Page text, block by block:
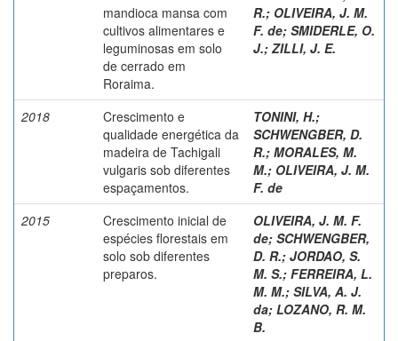
mandioca mansa com
cultivos alimentares e
leguminosas em solo
de cerrado em
Roraima.
R.; OLIVEIRA, J. M.
F. de; SMIDERLE, O.
J.; ZILLI, J. E.
2018
Crescimento e
qualidade energética da
madeira de Tachigali
vulgaris sob diferentes
espaçamentos.
TONINI, H.;
SCHWENGBER, D.
R.; MORALES, M.
M.; OLIVEIRA, J. M.
F. de
2015
Crescimento inicial de
espécies florestais em
solo sob diferentes
preparos.
OLIVEIRA, J. M. F.
de; SCHWENGBER,
D. R.; JORDAO, S.
M. S.; FERREIRA, L.
M. M.; SILVA, A. J.
da; LOZANO, R. M.
B.